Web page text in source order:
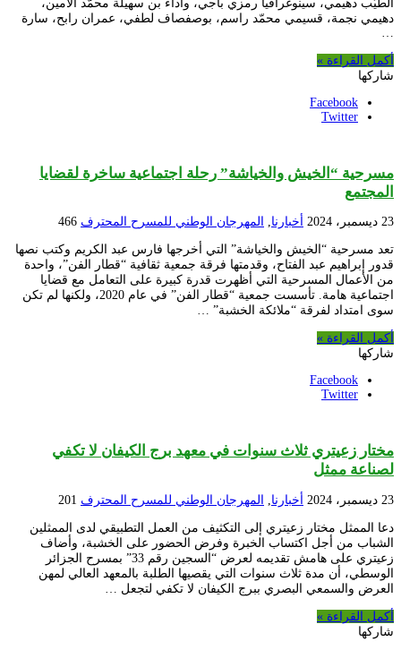
الطّيّب دهيمي، سينوغرافيا رمزي باجي، وأداء بن سهيلة محمّد الأمين،
دهيمي نجمة، قسيمي محمّد راسم، بوصفصاف لطفي، عمران رابح، سارة
…
أكمل القراءة »
شاركها
Facebook
Twitter
مسرحية “الخيش والخياشة” رحلة اجتماعية ساخرة لقضايا
المجتمع
23 ديسمبر، 2024 أخبارنا, المهرجان الوطني للمسرح المحترف 466
تعد مسرحية “الخيش والخياشة” التي أخرجها فارس عبد الكريم وكتب نصها
قدور إبراهيم عبد الفتاح، وقدمتها فرقة جمعية ثقافية “قطار الفن”، واحدة
من الأعمال المسرحية التي أظهرت قدرة كبيرة على التعامل مع قضايا
اجتماعية هامة. تأسست جمعية “قطار الفن” في عام 2020، ولكنها لم تكن
سوى امتداد لفرقة “ملائكة الخشبة” …
أكمل القراءة »
شاركها
Facebook
Twitter
مختار زعيتري ثلاث سنوات في معهد برج الكيفان لا تكفي
لصناعة ممثل
23 ديسمبر، 2024 أخبارنا المهرجان الوطني للمسرح المحترف 201
دعا الممثل مختار زعيتري إلى التكثيف من العمل التطبيقي لدى الممثلين
الشباب من أجل اكتساب الخبرة وفرض الحضور على الخشبة، وأضاف
زعيتري على هامش تقديمه لعرض “السجين رقم 33” بمسرح الجزائر
الوسطي، أن مدة ثلاث سنوات التي يقصيها الطلبة بالمعهد العالي لمهن
العرض والسمعي البصري ببرج الكيفان لا تكفي لتجعل …
أكمل القراءة »
شاركها